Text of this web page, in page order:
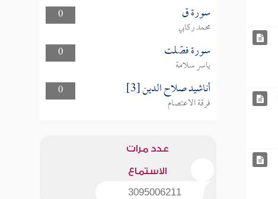
0
سورة ق
محمد ركابي
0
سورة فصّلت
ياسر سلامة
0
أناشيد صلاح الدين [3]
فرقة الاعتصام
عدد مرات
الاستماع
3095006211